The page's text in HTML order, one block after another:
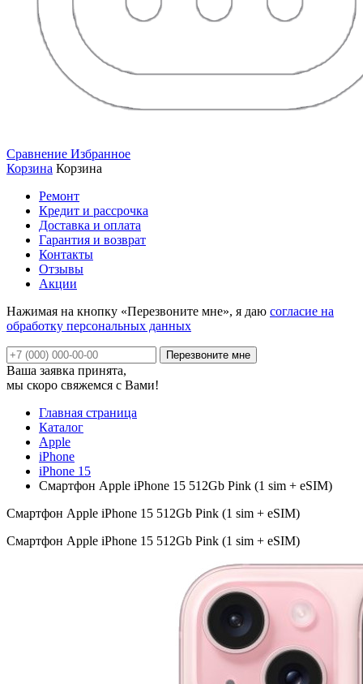
Сравнение Избранное
Корзина Корзина
Ремонт
Кредит и рассрочка
Доставка и оплата
Гарантия и возврат
Контакты
Отзывы
Акции
Нажимая на кнопку «Перезвоните мне», я даю согласие на
обработку персональных данных
Ваша заявка принята,
мы скоро свяжемся с Вами!
Главная страница
Каталог
Apple
iPhone
iPhone 15
Смартфон Apple iPhone 15 512Gb Pink (1 sim + eSIM)
Смартфон Apple iPhone 15 512Gb Pink (1 sim + eSIM)
Смартфон Apple iPhone 15 512Gb Pink (1 sim + eSIM)